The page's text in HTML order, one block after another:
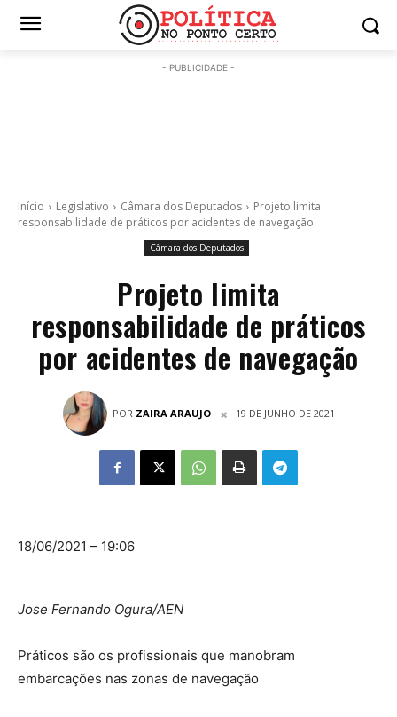
- PUBLICIDADE -
Início Legislativo Câmara dos Deputados
Projeto limita
responsabilidade de práticos por acidentes de navegação
Câmara dos Deputados
Projeto limita
responsabilidade de práticos
por acidentes de navegação
POR ZAIRA ARAUJO 19 DE JUNHO DE 2021
18/06/2021 – 19:06
Jose Fernando Ogura/AEN
Práticos são os profissionais que manobram
embarcações nas zonas de navegação